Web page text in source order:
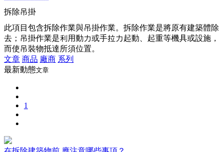
拆除吊掛
此項目包含拆除作業與吊掛作業。拆除作業是將原有建築體除
去；吊掛作業是利用動力或手拉力起動、起重等機具或設施，
而使吊裝物抵達所須位置。
文章 商品 廠商 系列
最新動態文章
1